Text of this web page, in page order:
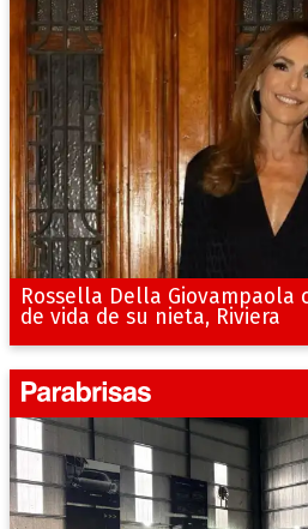
Rossella Della Giovampaola
de vida de su nieta, Riviera